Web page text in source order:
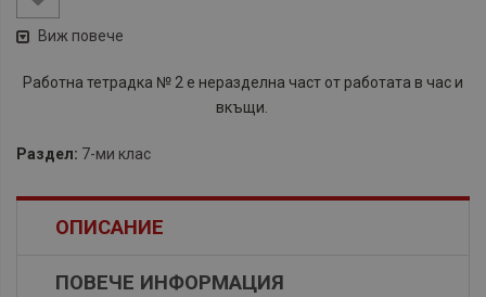
Виж повече
Работна тетрадка № 2 е неразделна част от работата в час и
вкъщи.
Раздел: 7-ми клас
ОПИСАНИЕ
ПОВЕЧЕ ИНФОРМАЦИЯ